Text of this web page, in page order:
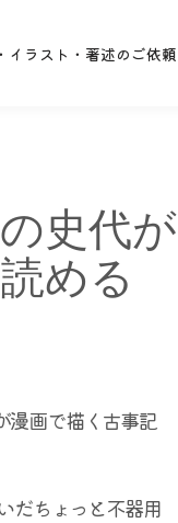
イラスト・著述のご依頼
史代が
める
漫画で描く古事記
だちょっと不器用